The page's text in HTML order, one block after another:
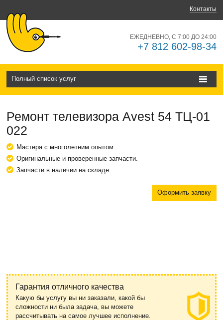
Контакты
ЕЖЕДНЕВНО, С 7:00 ДО 24:00
+7 812 602-98-34
Полный список услуг
Ремонт телевизора Avest 54 ТЦ-01
022
Мастера с многолетним опытом.
Оригинальные и проверенные запчасти.
Запчасти в наличии на складе
Оформить заявку
Гарантия отличного качества
Какую бы услугу вы ни заказали, какой бы
сложности ни была задача, вы можете
рассчитывать на самое лучшее исполнение.